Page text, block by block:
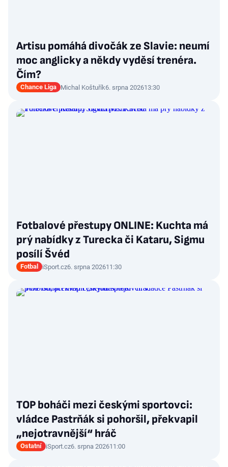
Artisu pomáhá divočák ze Slavie: neumí
moc anglicky a někdy vyděsí trenéra.
Čím?
Chance Liga Michal Koštuřík6. srpna 202613:30
Fotbalové přestupy ONLINE: Kuchta má
prý nabídky z Turecka či Kataru, Sigmu
posílí Švéd
Fotbal iSport.cz6. srpna 202611:30
TOP boháči mezi českými sportovci:
vládce Pastrňák si pohoršil, překvapil
„nejotravnější“ hráč
Ostatní iSport.cz6. srpna 202611:00